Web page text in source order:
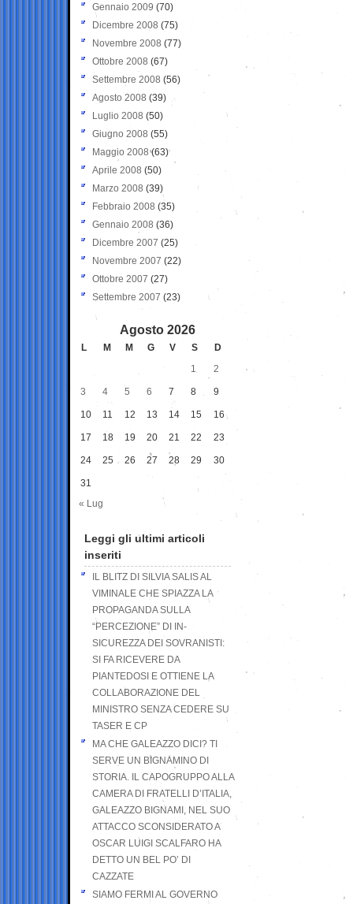
Gennaio 2009 (70)
Dicembre 2008 (75)
Novembre 2008 (77)
Ottobre 2008 (67)
Settembre 2008 (56)
Agosto 2008 (39)
Luglio 2008 (50)
Giugno 2008 (55)
Maggio 2008(63)
Aprile 2008 (50)
Marzo 2008 (39)
Febbraio 2008 (35)
Gennaio 2008 (36)
Dicembre 2007 (25)
Novembre 2007 (22)
Ottobre 2007 (27)
Settembre 2007 (23)
Agosto 2026
L M M G V S
D
1
2
3 4 5 6 7 8 9
10 11 12 13 14 15 16
17 18 19 20 21 22 23
24 25 26 27 28 29 30
31
« Lug
Leggi gli ultimi articoli
inseriti
IL BLITZ DI SILVIA SALIS AL
VIMINALE CHE SPIAZZA LA
PROPAGANDA SULLA
“PERCEZIONE” DI IN-
SICUREZZA DEI SOVRANISTI:
SI FA RICEVERE DA
PIANTEDOSI E OTTIENE LA
COLLABORAZIONE DEL
MINISTRO SENZA CEDERE SU
TASER E CP
MA CHE GALEAZZO DICI? TI
SERVE UN BIGNAMINO DI
STORIA. IL CAPOGRUPPO ALLA
CAMERA DI FRATELLI D’ITALIA,
GALEAZZO BIGNAMI, NEL SUO
ATTACCO SCONSIDERATO A
OSCAR LUIGI SCALFARO HA
DETTO UN BEL PO’ DI
CAZZATE
SIAMO FERMI AL GOVERNO